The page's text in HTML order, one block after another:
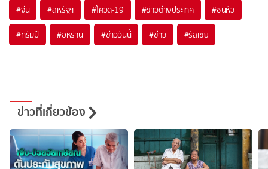
#จีน #สหรัฐฯ #โควิด-19 #ข่าวต่างประเทศ #ซินหัว
#ทรัมป์ #อิหร่าน #ข่าววันนี้ #ข่าว #รัสเซีย
ข่าวที่เกี่ยวข้อง